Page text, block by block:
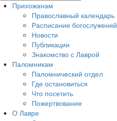
Прихожанам
Православный календарь
Расписание богослужений
Новости
Публикации
Знакомство с Лаврой
Паломникам
Паломнический отдел
Где остановиться
Что посетить
Пожертвование
О Лавре